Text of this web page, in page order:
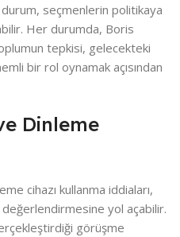
seçmenlerin politikaya
Her durumda, Boris
tepkisi, gelecekteki
bir rol oynamak açısından
Dinleme
cihazı kullanma iddiaları,
değerlendirmesine yol açabilir.
görüşme